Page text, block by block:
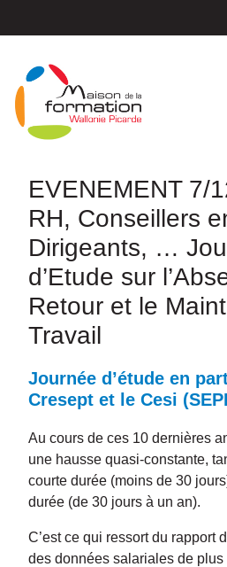
principal
EVENEMENT 7/
RH, Conseillers
Dirigeants, …
d’Etude sur
Retour et le
Travail
Journée d’étude en
Cresept et le Cesi
Au cours de ces 10 dernières
une hausse quasi-constante,
courte durée (moins de 30
durée (de 30 jours à un an).
C’est ce qui ressort du rapport
des données salariales de plus